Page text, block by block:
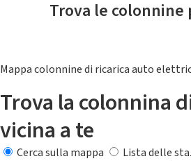
Trova le colonnine
Mappa colonnine di ricarica auto
Trova la colonnina
vicina a te
Cerca sulla mappa
Lista delle